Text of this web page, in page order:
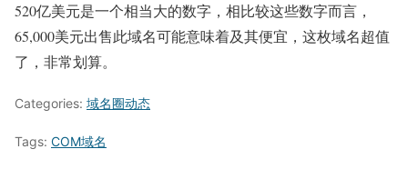
520亿美元是一个相当大的数字，相比较这些数字而言，
65,000美元出售此域名可能意味着及其便宜，这枚域名超值
了，非常划算。
Categories: 域名圈动态
Tags: COM域名